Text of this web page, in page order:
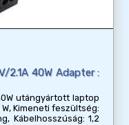
2.1A 40W Adapter :
utángyártott laptop
Kimeneti feszültség:
Kábelhosszúság: 1,2